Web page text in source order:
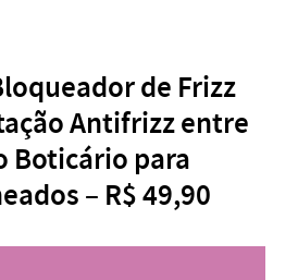
de Frizz
Antifrizzentre
Boticário para
– R$ 49,90